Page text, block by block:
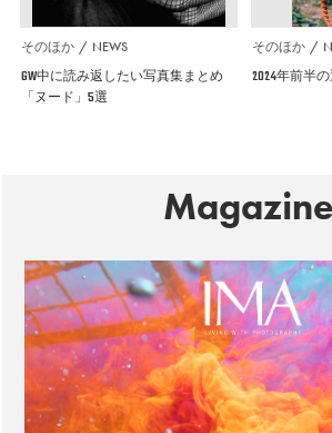
そのほか NEWS
GW中に読み返したい写真集まとめ
「ヌード」5選
そのほか
2024年前半
Magazine